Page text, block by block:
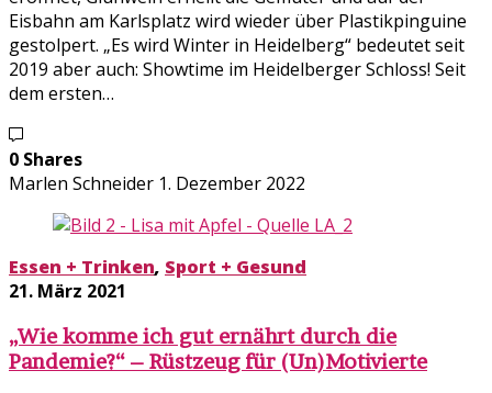
Eisbahn am Karlsplatz wird wieder über Plastikpinguine
gestolpert. „Es wird Winter in Heidelberg“ bedeutet seit
2019 aber auch: Showtime im Heidelberger Schloss! Seit
dem ersten…
0 Shares
Marlen Schneider 1. Dezember 2022
Essen + Trinken, Sport + Gesund
21. März 2021
„Wie komme ich gut ernährt durch die
Pandemie?“ – Rüstzeug für (Un)Motivierte